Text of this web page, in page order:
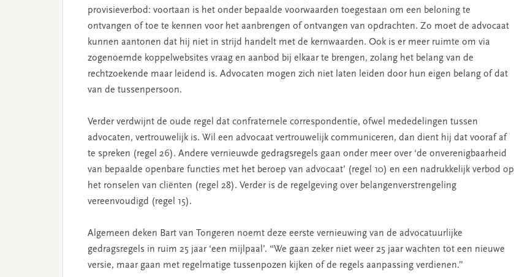
provisieverbod: voortaan is het onder bepaalde voorwaarden toegestaan om een beloning te
ontvangen of toe te kennen voor het aanbrengen of ontvangen van opdrachten. Zo moet de advocaat
kunnen aantonen dat hij niet in strijd handelt met de kernwaarden. Ook is er meer ruimte om via
zogenoemde koppelwebsites vraag en aanbod bij elkaar te brengen, zolang het belang van de
rechtzoekende maar leidend is. Advocaten mogen zich niet laten leiden door hun eigen belang of dat
van de tussenpersoon.
Verder verdwijnt de oude regel dat confraternele correspondentie, ofwel mededelingen tussen
advocaten, vertrouwelijk is. Wil een advocaat vertrouwelijk communiceren, dan dient hij dat vooraf af
te spreken (regel 26). Andere vernieuwde gedragsregels gaan onder meer over ‘de onverenigbaarheid
van bepaalde openbare functies met het beroep van advocaat’ (regel 10) en een nadrukkelijk verbod op
het ronselen van cliënten (regel 28). Verder is de regelgeving over belangenverstrengeling
vereenvoudigd (regel 15).
Algemeen deken Bart van Tongeren noemt deze eerste vernieuwing van de advocatuurlijke
gedragsregels in ruim 25 jaar ‘een mijlpaal’. “We gaan zeker niet weer 25 jaar wachten tot een nieuwe
versie, maar gaan met regelmatige tussenpozen kijken of de regels aanpassing verdienen.”